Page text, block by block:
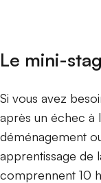
Le mini-
Si vous avez
après un échec à
déménagement
apprentissage de
comprennent 10